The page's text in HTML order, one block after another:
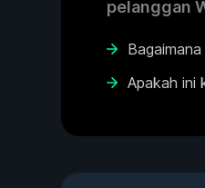
pelanggan
Apakah ini